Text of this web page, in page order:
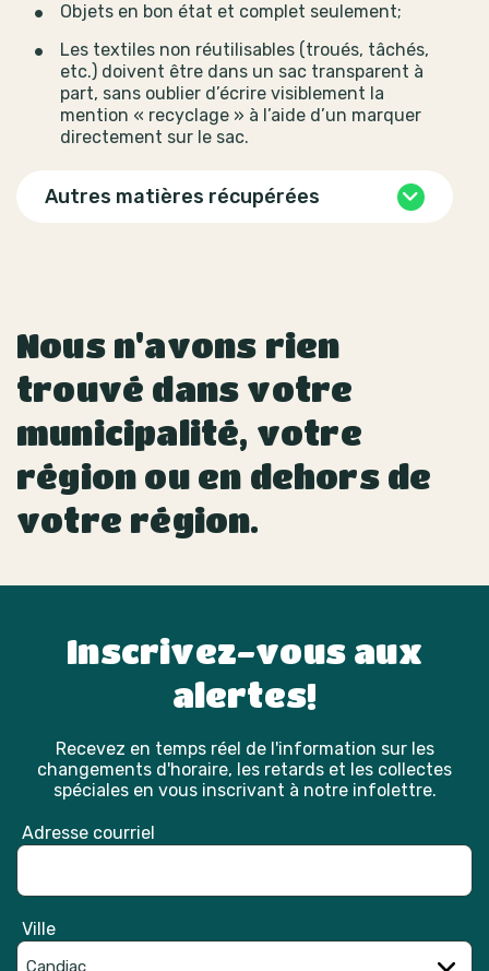
Objets en bon état et complet seulement;
Les textiles non réutilisables (troués, tâchés,
etc.) doivent être dans un sac transparent à
part, sans oublier d’écrire visiblement la
mention « recyclage » à l’aide d’un marquer
directement sur le sac.
Autres matières récupérées
Nous n'avons rien
trouvé dans votre
municipalité, votre
région ou en dehors de
votre région.
Inscrivez-vous aux
alertes!
Recevez en temps réel de l'information sur les
changements d'horaire, les retards et les collectes
spéciales en vous inscrivant à notre infolettre.
Adresse courriel
Ville